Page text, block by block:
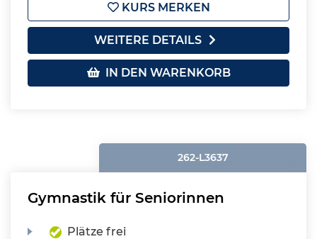
KURS MERKEN
WEITERE DETAILS
IN DEN WARENKORB
262-L3637
Gymnastik für Seniorinnen
Plätze frei